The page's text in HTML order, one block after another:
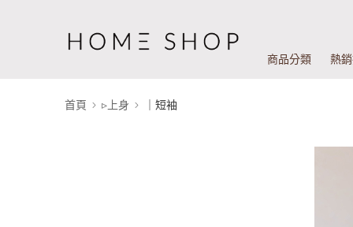
商品分類 熱
首頁 ▹上身 ｜短袖